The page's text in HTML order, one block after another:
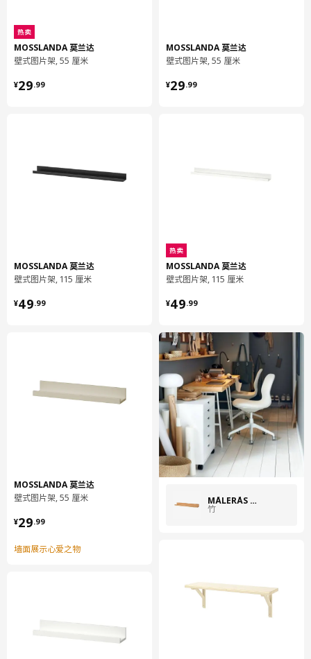
纤维板, 纸制贴膜
组装说明和文件
货号 组装手册
热卖
MOSSLANDA 莫兰达
壁式图片架, 55 厘米
¥29.99
¥ 29.99
MOSSLANDA 莫兰达
壁式图片架, 115 厘米
¥49.99
¥ 49.99
MOSSLANDA 莫兰达
壁式图片架, 55 厘米
¥29.99
¥ 29.99
墙面展示心爱之物
MOSSLANDA 莫兰达
壁式图片架, 55 厘米
¥29.99
¥ 29.99
热卖
MOSSLANDA 莫兰达
壁式图片架, 115 厘米
¥49.99
¥ 49.99
MÅLERÅS 摩乐若思
竹